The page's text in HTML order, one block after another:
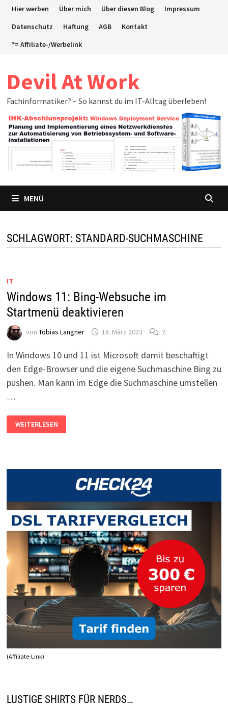
ZumHier werben Über mich Über diesen Blog
Impressum
Datenschutz
Haftung AGB
Kontakt
*= Affiliate-/Werbelink
Devil At Work
Fachinformatiker? – So kannst du im IT-Alltag überleben!
MENÜ
SCHLAGWORT: STANDARD-SUCHMASCHINE
IT
Windows 11: Bing-Websuche im
Startmenü deaktivieren
von Tobias Langner 18. März 2023 2
In Windows 10 und 11 ist Microsoft damit beschäftigt
den Edge-Browser und die eigene Suchmaschine Bing zu
pushen. Man kann im Edge die Suchmaschine umstellen
…
WINDOWS
11:
BING-
WEITERLESEN
(Affiliate-Link)
LUSTIGE SHIRTS FÜR NERDS…